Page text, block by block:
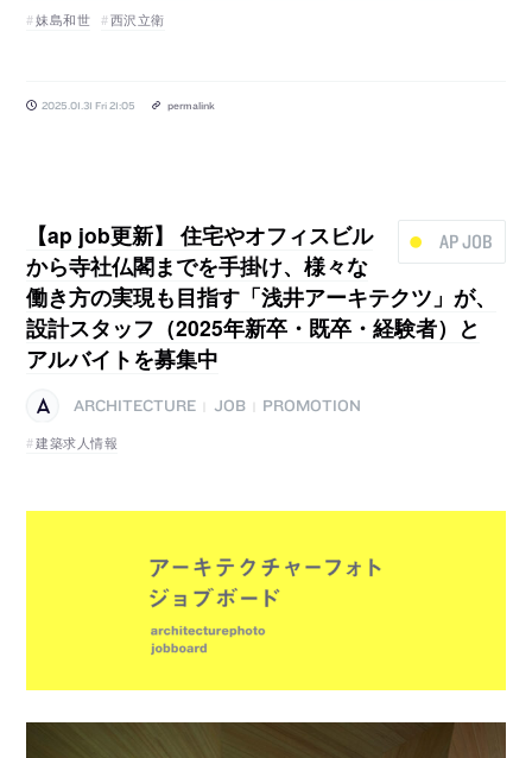
妹島和世
西沢立衛
2025.01.31 Fri 21:05 permalink
AP JOB
【ap job更新】 住宅やオフィスビル
から寺社仏閣までを手掛け、様々な
働き方の実現も目指す「浅井アーキテクツ」が、
設計スタッフ（2025年新卒・既卒・経験者）と
アルバイトを募集中
ARCHITECTURE JOB
PROMOTION
建築求人情報